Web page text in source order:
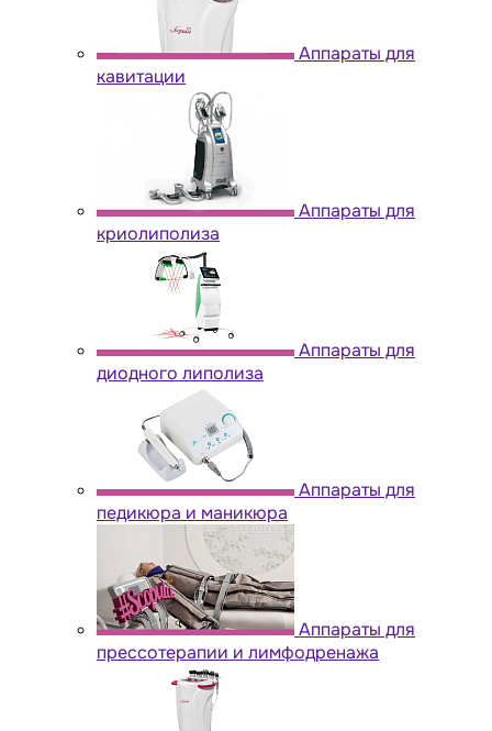
Аппараты для
кавитации
Аппараты для
криолиполиза
Аппараты для
диодного липолиза
Аппараты для
педикюра и маникюра
Аппараты для
прессотерапии и лимфодренажа